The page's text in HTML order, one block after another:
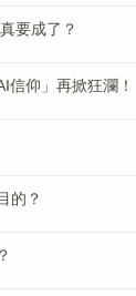
要成了？
信仰」再掀狂瀾！
的？